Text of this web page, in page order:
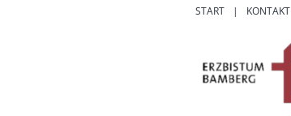
START KONTAKT